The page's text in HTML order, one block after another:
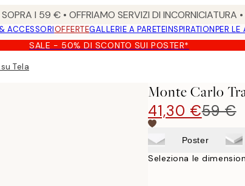
I 59 € • OFFRIAMO SERVIZI DI
ACCESSORIOFFERTEGALLERIE A PARETEINSPIRATIONPER LE
SALE - 50% DI SCONTO SUI POSTER*
Tela
Monte Carlo
41,30 €59 €
Poster
Seleziona le